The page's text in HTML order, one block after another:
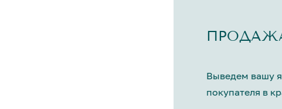
Выведем вашу
покупателя в